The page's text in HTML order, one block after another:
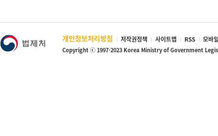
개인정보처리방침 저작권정책 사이트맵 RSS 모바
Copyright ⓒ 1997-2023 Korea Ministry of Government